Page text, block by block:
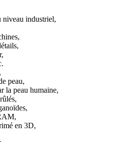
niveau industriel,
peau,
la peau humaine,
en 3D,